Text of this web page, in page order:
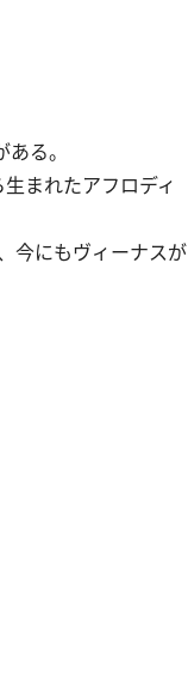
る。
まれたアフロディ
今にもヴィーナスが